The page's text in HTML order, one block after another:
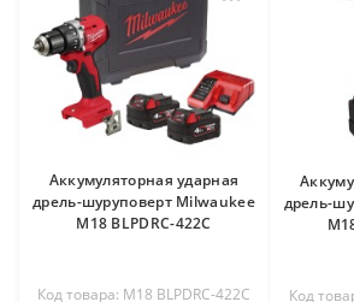
Аккумуляторная ударная
дрель-шуруповерт Milwaukee
M18 BLPDRC-422C
Код товара: M18 BLPDRC-422C
дрель-
Код